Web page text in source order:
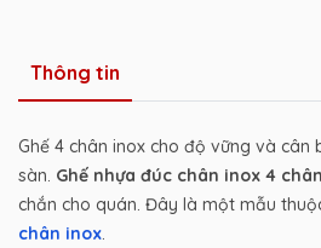
Thông tin
Ghế 4 chân inox cho độ vững và
sàn. Ghế nhựa đúc chân inox 4
chắn cho quán. Đây là một mẫu
chân inox